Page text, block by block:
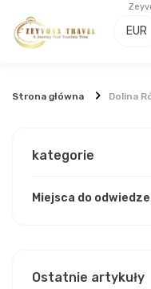
EUR
Strona główna Dolina
kategorie
Miejsca do
Ostatnie artykuły